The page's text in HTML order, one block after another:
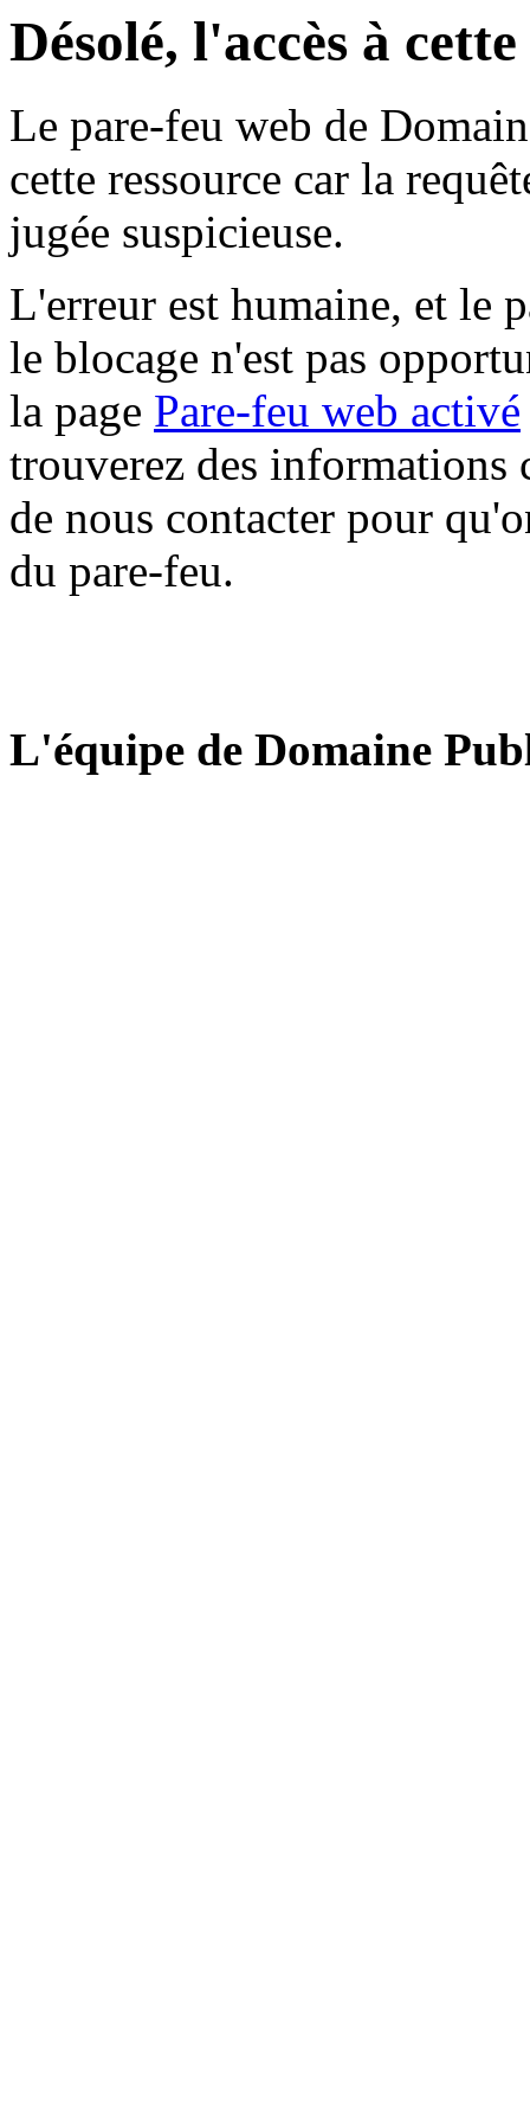
Désolé, l'accès à
Le pare-feu web de
cette ressource car la
jugée suspicieuse.
L'erreur est humaine, et le
le blocage n'est pas
la page Pare-feu web activé
trouverez des informations
de nous contacter pour
du pare-feu.
L'équipe de Domaine